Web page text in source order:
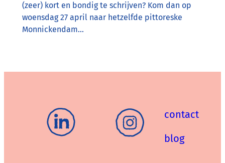
(zeer) kort en bondig te schrijven? Kom dan op
woensdag 27 april naar hetzelfde pittoreske
Monnickendam…
contact
blog